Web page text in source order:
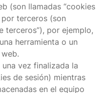
(son llamadas “cookies
terceros (son
terceros”), por ejemplo,
herramienta o un
vez finalizada la
de sesión) mientras
en el equipo